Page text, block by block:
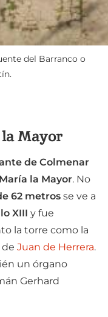
del Barranco o
Mayor
de Colmenar
la Mayor. No
62 metros se ve a
XIII y fue
la torre como la
de Juan de Herrera.
un órgano
Gerhard